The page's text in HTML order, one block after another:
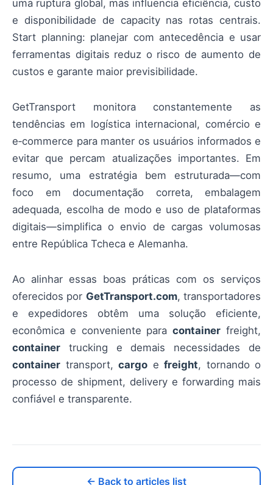
uma ruptura global, mas influencia eficiência, custo
e disponibilidade de capacity nas rotas centrais.
Start planning: planejar com antecedência e usar
ferramentas digitais reduz o risco de aumento de
custos e garante maior previsibilidade.
GetTransport monitora constantemente as
tendências em logística internacional, comércio e
e‑commerce para manter os usuários informados e
evitar que percam atualizações importantes. Em
resumo, uma estratégia bem estruturada—com
foco em documentação correta, embalagem
adequada, escolha de modo e uso de plataformas
digitais—simplifica o envio de cargas volumosas
entre República Tcheca e Alemanha.
Ao alinhar essas boas práticas com os serviços
oferecidos por GetTransport.com, transportadores
e expedidores obtêm uma solução eficiente,
econômica e conveniente paracontainer freight,
container trucking e demais necessidades de
container transport, cargo e freight, tornando o
processo de shipment, delivery e forwarding mais
confiável e transparente.
← Back to articles list